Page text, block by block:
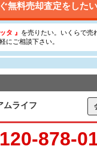
無料売却査定をしたい
タ 』 を売りたい。いくらで売
にご相談下さい。
ムライフ
878-